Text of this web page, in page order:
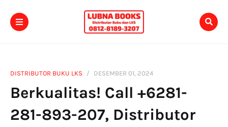
DISTRIBUTOR BUKU LKS DESEMBER 01, 2024
Berkualitas! Call +6281-
281-893-207, Distributor